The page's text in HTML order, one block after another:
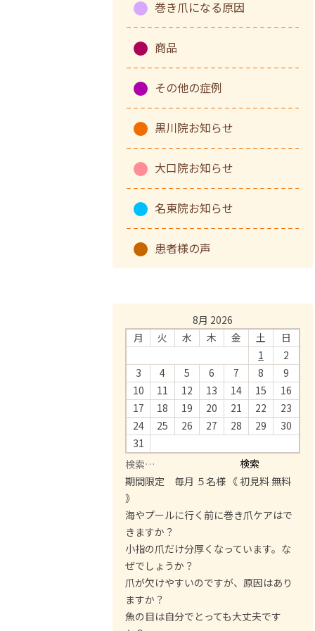
巻き爪になる原因
商品
その他の症例
黒川院お知らせ
大口院お知らせ
名東院お知らせ
患者様の声
8月 2026
月
火 水 木 金 土
日
1
2
3
4 5 6 7 8
9
10
11 12 13 14 15
16
17
18 19 20 21 22
23
24
25 26 27 28 29
30
31
検
索
:
期間限定 毎月 ５名様 《 初見料 無料
》
海やプールに行く前に巻き爪ケアはで
きますか？
小指の爪だけ分厚くなっています。な
ぜでしょうか？
爪が欠けやすいのですが、原因はあり
ますか？
魚の目は自分でとっても大丈夫です